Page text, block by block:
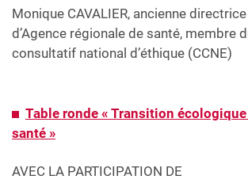
Monique CAVALIER, ancienne
d’Agence régionale de santé, membre
consultatif national d’éthique (CCNE)
Table ronde « Transition
santé »
AVEC LA PARTICIPATION DE